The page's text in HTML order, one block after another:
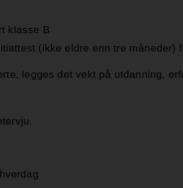
klasse B
(ikke eldre enn tre måneder)
legges det vekt på utdanning,